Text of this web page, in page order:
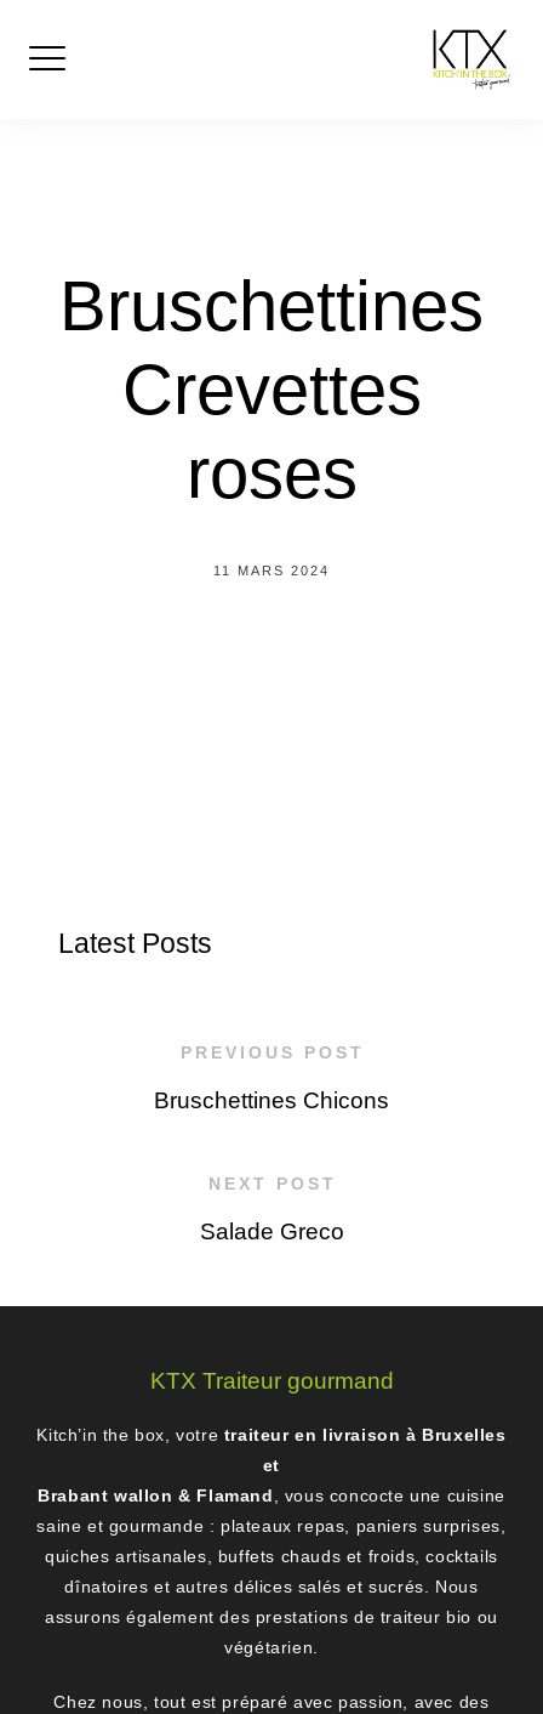
Bruschettines
Crevettes
roses
11 MARS 2024
Latest Posts
PREVIOUS POST
Bruschettines Chicons
NEXT POST
Salade Greco
KTX Traiteur gourmand
Kitch’in the box, votre traiteur en livraison à Bruxelles
et
Brabant wallon & Flamand , vous concocte une cuisine
saine et gourmande : plateaux repas, paniers surprises,
quiches artisanales, buffets chauds et froids, cocktails
dînatoires et autres délices salés et sucrés. Nous
assurons également des prestations de traiteur bio ou
végétarien.
Chez nous, tout est préparé avec passion, avec des